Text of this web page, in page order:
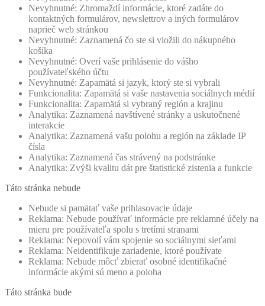
Nevyhnutné: Zhromaždí informácie, ktoré zadáte do
kontaktných formulárov, newslettrov a iných formulárov
naprieč web stránkou
Nevyhnutné: Zaznamená čo ste si vložili do nákupného
košíka
Nevyhnutné: Overí vaše prihlásenie do vášho
používateľského účtu
Nevyhnutné: Zapamätá si jazyk, ktorý ste si vybrali
Funkcionalita: Zapamätá si vaše nastavenia sociálnych médií
Funkcionalita: Zapamätá si vybraný región a krajinu
Analytika: Zaznamená navštívené stránky a uskutočnené
interakcie
Analytika: Zaznamená vašu polohu a región na základe IP
čísla
Analytika: Zaznamená čas strávený na podstránke
Analytika: Zvýši kvalitu dát pre štatistické zistenia a funkcie
Táto stránka nebude
Nebude si pamätať vaše prihlasovacie údaje
Reklama: Nebude používať informácie pre reklamné účely na
mieru pre používateľa spolu s tretími stranami
Reklama: Nepovolí vám spojenie so sociálnymi sieťami
Reklama: Neidentifikuje zariadenie, ktoré používate
Reklama: Nebude môcť zbierať osobné identifikačné
informácie akými sú meno a poloha
Táto stránka bude